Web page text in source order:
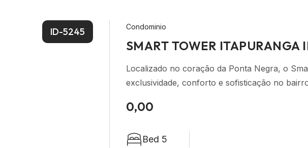
ID-5245 Condominio
SMART TOWER ITAPURANGA
Localizado no coração da Ponta Negra, o
exclusividade, conforto e sofisticação no
0,00
Bed 5